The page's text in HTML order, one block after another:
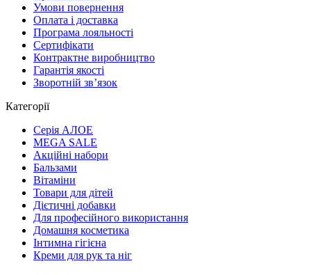
Умови повернення
Оплата і доставка
Програма лояльності
Cертифікати
Контрактне виробництво
Гарантія якості
Зворотній зв’язок
Категорії
Серія АЛОЕ
MEGA SALE
Акційні набори
Бальзами
Вітаміни
Товари для дітей
Дієтичні добавки
Для професійного використання
Домашня косметика
Інтимна гігієна
Креми для рук та ніг